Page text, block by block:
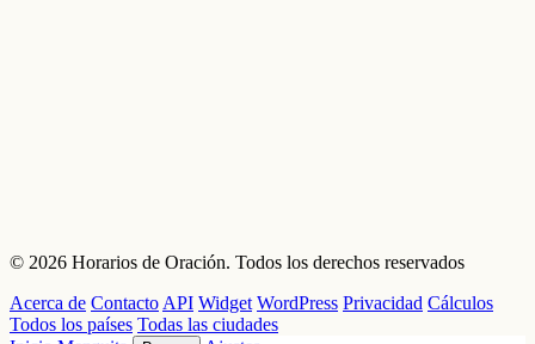
© 2026 Horarios de Oración. Todos los derechos reservados
Acerca de ContactoAPI Widget WordPress Privacidad Cálculos
Todos los países Todas las ciudades